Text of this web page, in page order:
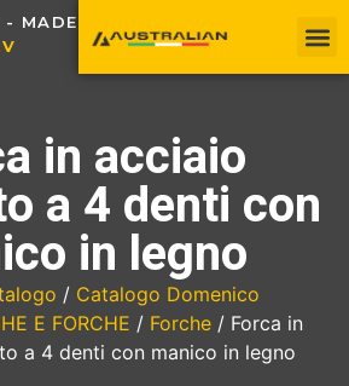
MADE
O
in acciaio
a 4 denti con
in legno
/ Catalogo Domenico
E FORCHE / Forche/ Forca in
a 4 denti con manico in legno